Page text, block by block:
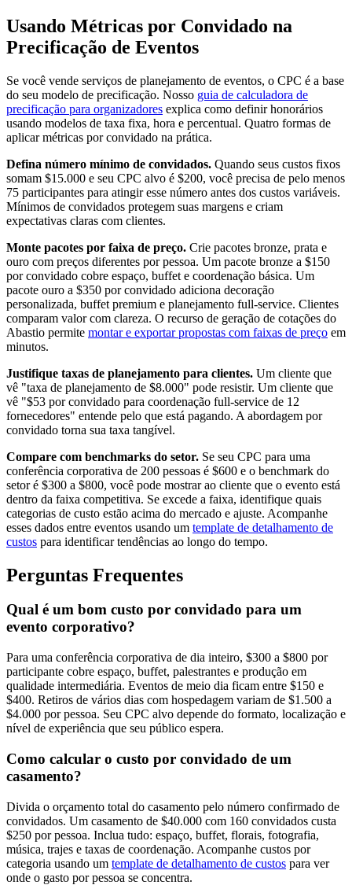
Usando Métricas por Convidado na
Precificação de Eventos
Se você vende serviços de planejamento de eventos, o CPC é a base
do seu modelo de precificação. Nosso guia de calculadora de
precificação para organizadores explica como definir honorários
usando modelos de taxa fixa, hora e percentual. Quatro formas de
aplicar métricas por convidado na prática.
Defina número mínimo de convidados. Quando seus custos fixos
somam $15.000 e seu CPC alvo é $200, você precisa de pelo menos
75 participantes para atingir esse número antes dos custos variáveis.
Mínimos de convidados protegem suas margens e criam
expectativas claras com clientes.
Monte pacotes por faixa de preço. Crie pacotes bronze, prata e
ouro com preços diferentes por pessoa. Um pacote bronze a $150
por convidado cobre espaço, buffet e coordenação básica. Um
pacote ouro a $350 por convidado adiciona decoração
personalizada, buffet premium e planejamento full-service. Clientes
comparam valor com clareza. O recurso de geração de cotações do
Abastio permite montar e exportar propostas com faixas de preço em
minutos.
Justifique taxas de planejamento para clientes. Um cliente que
vê "taxa de planejamento de $8.000" pode resistir. Um cliente que
vê "$53 por convidado para coordenação full-service de 12
fornecedores" entende pelo que está pagando. A abordagem por
convidado torna sua taxa tangível.
Compare com benchmarks do setor. Se seu CPC para uma
conferência corporativa de 200 pessoas é $600 e o benchmark do
setor é $300 a $800, você pode mostrar ao cliente que o evento está
dentro da faixa competitiva. Se excede a faixa, identifique quais
categorias de custo estão acima do mercado e ajuste. Acompanhe
esses dados entre eventos usando um template de detalhamento de
custos para identificar tendências ao longo do tempo.
Perguntas Frequentes
Qual é um bom custo por convidado para um
evento corporativo?
Para uma conferência corporativa de dia inteiro, $300 a $800 por
participante cobre espaço, buffet, palestrantes e produção em
qualidade intermediária. Eventos de meio dia ficam entre $150 e
$400. Retiros de vários dias com hospedagem variam de $1.500 a
$4.000 por pessoa. Seu CPC alvo depende do formato, localização e
nível de experiência que seu público espera.
Como calcular o custo por convidado de um
casamento?
Divida o orçamento total do casamento pelo número confirmado de
convidados. Um casamento de $40.000 com 160 convidados custa
$250 por pessoa. Inclua tudo: espaço, buffet, florais, fotografia,
música, trajes e taxas de coordenação. Acompanhe custos por
categoria usando um template de detalhamento de custos para ver
onde o gasto por pessoa se concentra.